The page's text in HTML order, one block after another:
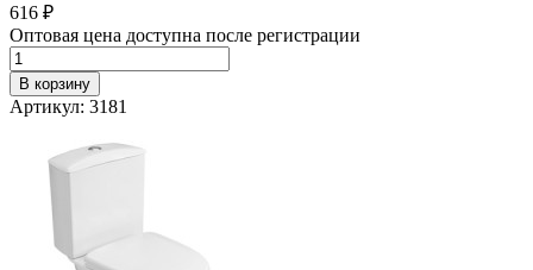
616 ₽
Оптовая цена доступна после регистрации
В корзину
Артикул: 3181